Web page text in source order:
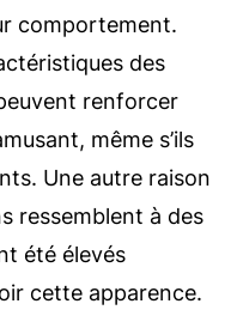
comportement.
des
renforcer
même s’ils
Une autre raison
ressemblent à des
été élevés
cette apparence.